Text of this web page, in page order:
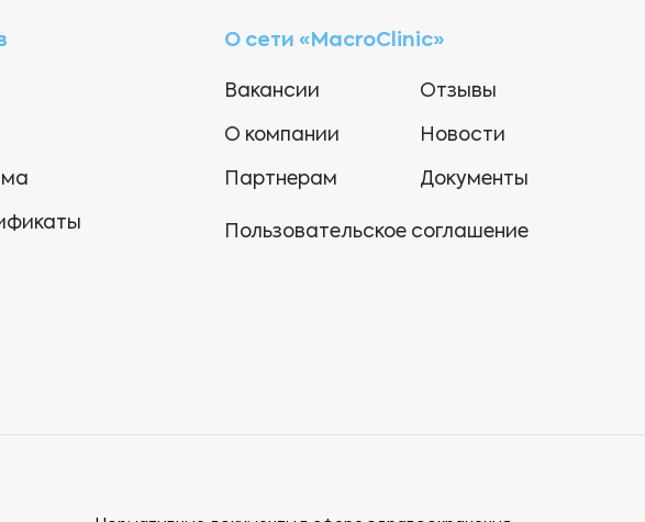
О сети «MacroClinic»
Вакансии
О компании
Партнерам
Отзывы
Новости
Документы
Пользовательское соглашение